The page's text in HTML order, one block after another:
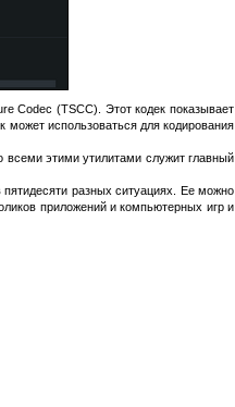
Codec (TSCC). Этот кодек показывает
может использоваться для кодирования
всеми этими утилитами служит главный
разных ситуациях. Ее можно
приложений и компьютерных игр и